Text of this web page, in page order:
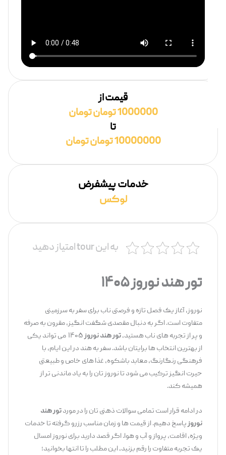
قیمت از
1000000 تومان تومان
10000000 تومان تومان
خدمات پیشفرض
لوکس
به این tour امتیاز دهید
تور هند نوروز۱۴۰۵
نوروز، آغاز یک فصل تازه و فرصتی ناب برای سفر به سرزمینی
متفاوت است. اگر به ‌دنبال مقصدی شگفت ‌انگیز، مقرون ‌به ‌صرفه
و پر از تجربه ‌های ناب هستید،تور هند نوروز
۱۴۰۵ می ‌تواند یکی
از بهترین انتخاب ‌ها برایتان باشد. سفر به هند در این ایام، با
فرهنگی رنگارنگ، معابد باشکوه، غذا های خاص و طبیعتی
حیرت ‌انگیز ترکیب می ‌شود تا نوروز تان را به‌ یاد ماندنی ‌تر از
همیشه کند.
در ادامه قرار است تمامی سوالات ذهنی‌ تان را در موردتور هند
پاسخ دهیم. از قیمت‌ ها و زمان مناسب رزرو گرفته تا خدمات
ویژه، اقامت، پرواز و آب ‌و هوا. اگر قصد دارید برای نوروز امسال
یک تجربه متفاوت را رقم بزنید، این مطلب را تا انتها بخوانید؛